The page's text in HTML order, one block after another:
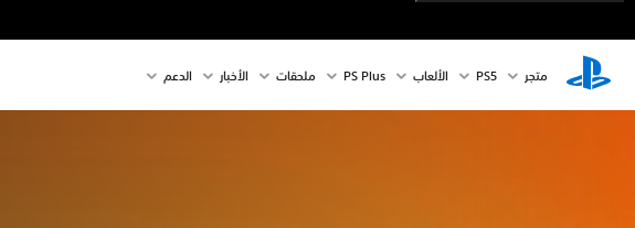
متجر PS5‏ الألعاب PS Plus ملحقات الأخبار الدعم